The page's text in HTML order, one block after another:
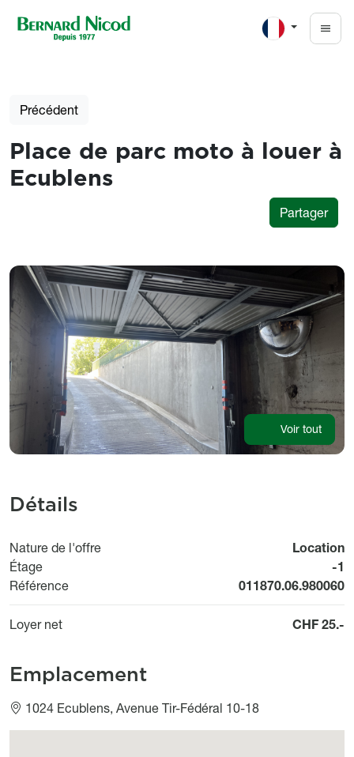
Précédent
Place de parc moto à louer à
Ecublens
Partager
Photos
Voir tout
Détails
Nature de l'offre
Location
Étage
-1
Référence
011870.06.980060
Loyer net CHF 25.-
Emplacement
1024 Ecublens, Avenue Tir-Fédéral 10-18